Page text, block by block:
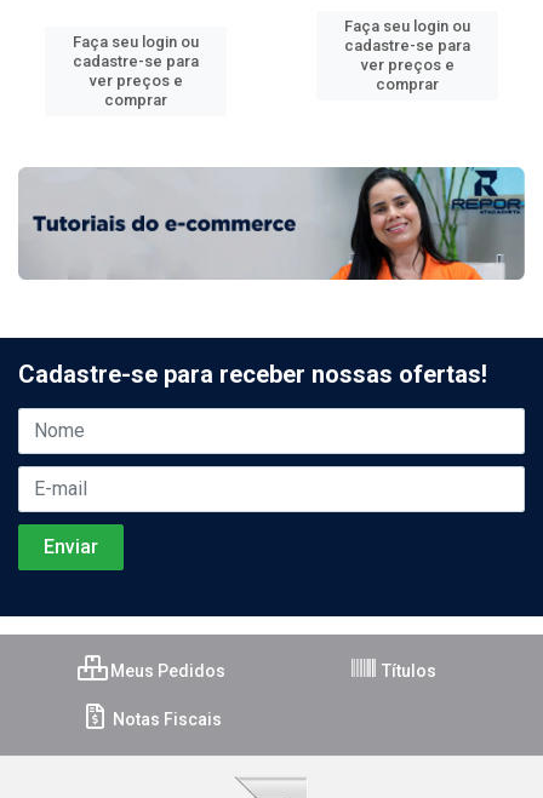
Faça seu login ou
cadastre-se para
ver preços e
comprar
Faça seu login ou
cadastre-se para
ver preços e
comprar
Cadastre-se para receber nossas ofertas!
Meus Pedidos Títulos
Notas Fiscais